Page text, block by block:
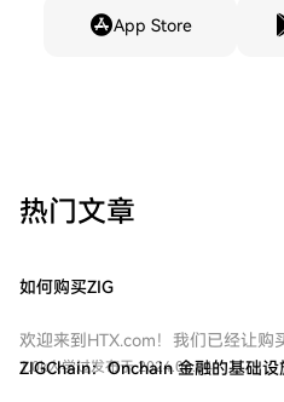
App Store
热门文章
如何购买ZIG
欢迎来到HTX.com！我们已经让购
ZIGChain（ZIG）变得简单而便捷。
1.0k人学过发布于 2024.06.04
ZIGChain：Onchain 金融的基础设